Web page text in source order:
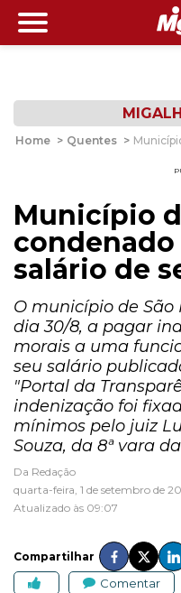
Home > Quentes >
Município
salário de
O município de
dia 30/8, a pagar
morais a uma
seu salário
"Portal da
indenização foi
mínimos pelo juiz
Souza, da 8ª vara
Da Redação
quarta-feira, 1 de setembro de
Atualizado às 09:07
Compartilhar
Comentar